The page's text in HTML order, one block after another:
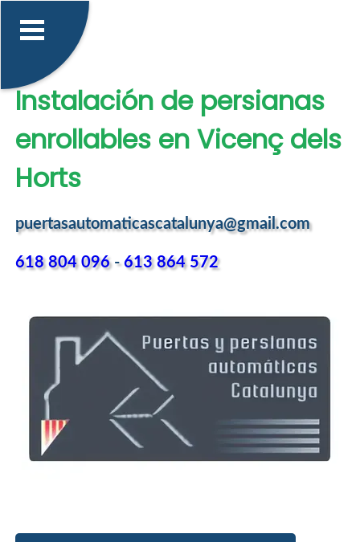
Instalación de persianas
enrollables en Vicenç dels
Horts
puertasautomaticascatalunya@gmail.com
618 804 096 -613 864 572